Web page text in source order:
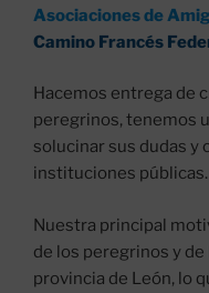
Asociaciones de
Camino Francés
Hacemos entrega de
peregrinos, tenemos
solucinar sus dudas y
instituciones públicas.
Nuestra principal
de los peregrinos y de
provincia de León, lo